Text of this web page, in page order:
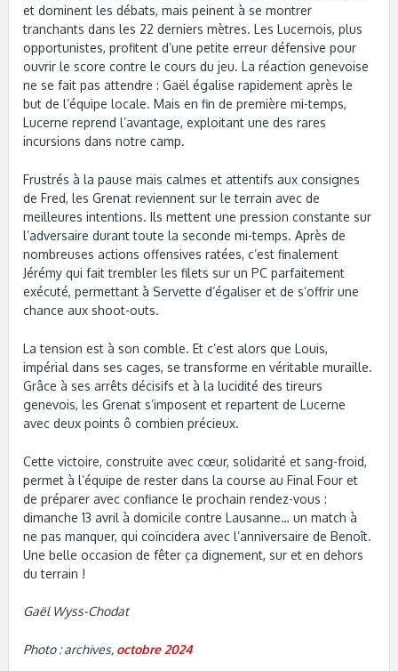
et dominent les débats, mais peinent à se montrer
tranchants dans les 22 derniers mètres. Les Lucernois, plus
opportunistes, profitent d’une petite erreur défensive pour
ouvrir le score contre le cours du jeu. La réaction genevoise
ne se fait pas attendre : Gaël égalise rapidement après le
but de l’équipe locale. Mais en fin de première mi-temps,
Lucerne reprend l’avantage, exploitant une des rares
incursions dans notre camp.
Frustrés à la pause mais calmes et attentifs aux consignes
de Fred, les Grenat reviennent sur le terrain avec de
meilleures intentions. Ils mettent une pression constante sur
l’adversaire durant toute la seconde mi-temps. Après de
nombreuses actions offensives ratées, c’est finalement
Jérémy qui fait trembler les filets sur un PC parfaitement
exécuté, permettant à Servette d’égaliser et de s’offrir une
chance aux shoot-outs.
La tension est à son comble. Et c’est alors que Louis,
impérial dans ses cages, se transforme en véritable muraille.
Grâce à ses arrêts décisifs et à la lucidité des tireurs
genevois, les Grenat s’imposent et repartent de Lucerne
avec deux points ô combien précieux.
Cette victoire, construite avec cœur, solidarité et sang-froid,
permet à l’équipe de rester dans la course au Final Four et
de préparer avec confiance le prochain rendez-vous :
dimanche 13 avril à domicile contre Lausanne… un match à
ne pas manquer, qui coïncidera avec l’anniversaire de Benoît.
Une belle occasion de fêter ça dignement, sur et en dehors
du terrain !
Gaël Wyss-Chodat
Photo : archives, octobre 2024